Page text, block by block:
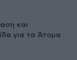
και
για τα Άτομα